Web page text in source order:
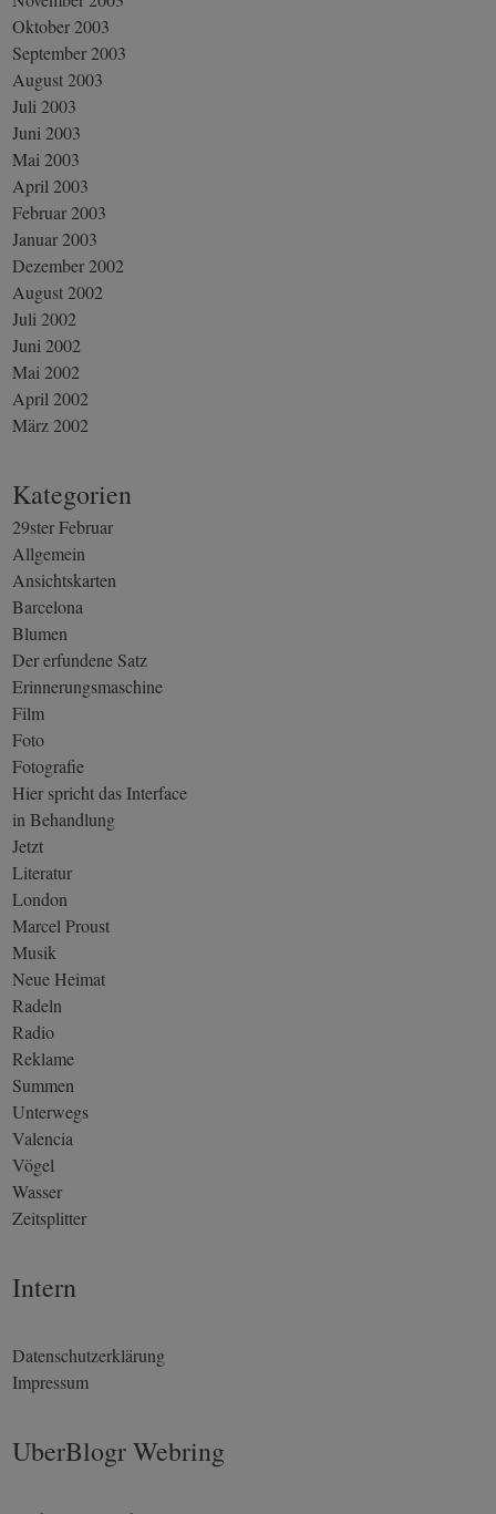
Oktober 2003
September 2003
August 2003
Juli 2003
Juni 2003
Mai 2003
April 2003
Februar 2003
Januar 2003
Dezember 2002
August 2002
Juli 2002
Juni 2002
Mai 2002
April 2002
März 2002
Kategorien
29ster Februar
Allgemein
Ansichtskarten
Barcelona
Blumen
Der erfundene Satz
Erinnerungsmaschine
Film
Foto
Fotografie
Hier spricht das Interface
in Behandlung
Jetzt
Literatur
London
Marcel Proust
Musik
Neue Heimat
Radeln
Radio
Reklame
Summen
Unterwegs
Valencia
Vögel
Wasser
Zeitsplitter
Intern
Datenschutzerklärung
Impressum
UberBlogr Webring